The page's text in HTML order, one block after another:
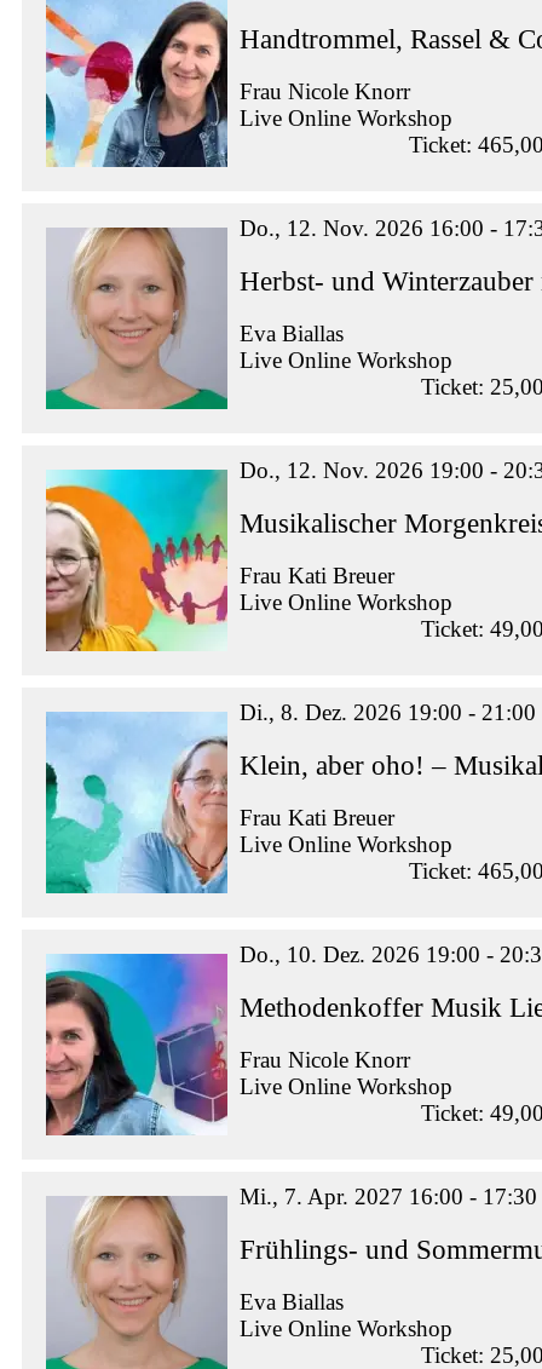
Handtrommel, Rassel &
Frau Nicole Knorr
Live Online Workshop
Ticket:
Do., 12. Nov. 2026 16:00 -
Herbst- und
Eva Biallas
Live Online Workshop
Ticket:
Do., 12. Nov. 2026 19:00 -
Musikalischer
Frau Kati Breuer
Live Online Workshop
Ticket:
Di., 8. Dez. 2026 19:00 - 21:00
Klein, aber oho! –
Frau Kati Breuer
Live Online Workshop
Ticket:
Do., 10. Dez. 2026 19:00 -
Methodenkoffer Musik
Frau Nicole Knorr
Live Online Workshop
Ticket:
Mi., 7. Apr. 2027 16:00 - 17:30
Frühlings- und
Eva Biallas
Live Online Workshop
Ticket: